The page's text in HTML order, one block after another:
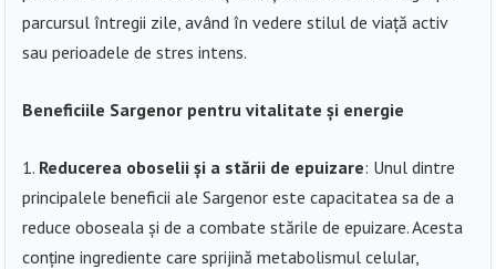
parcursul întregii zile, având în vedere stilul de viață activ
sau perioadele de stres intens.
Beneficiile Sargenor pentru vitalitate și energie
Reducerea oboselii și a stării de epuizare: Unul dintre
principalele beneficii ale Sargenor este capacitatea sa de a
reduce oboseala și de a combate stările de epuizare. Acesta
conține ingrediente care sprijină metabolismul celular,